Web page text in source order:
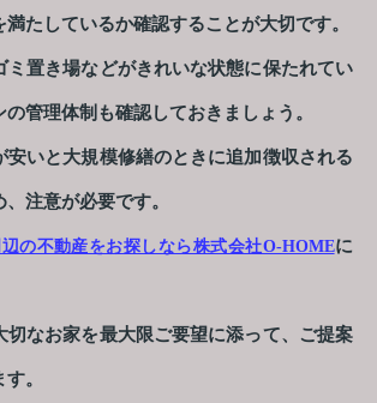
満たしているか確認することが大切です。
ミ置き場などがきれいな状態に保たれてい
管理体制も確認しておきましょう。
安いと大規模修繕のときに追加徴収される
注意が必要です。
の不動産をお探しなら株式会社O-HOMEに
切なお家を最大限ご要望に添って、ご提案
。